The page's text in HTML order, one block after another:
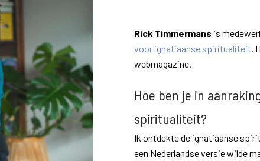
Rick Timmermans is
voor ignatiaanse spiritualiteit.
webmagazine.
Hoe ben je in
spiritualiteit?
Ik ontdekte de ignatiaanse
een Nederlandse versie wilde